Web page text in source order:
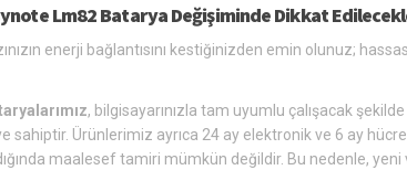
Lm82 Batarya Değişiminde Dikkat
enerji bağlantısını kestiğinizden emin olunuz;
, bilgisayarınızla tam uyumlu çalışacak
sahiptir. Ürünlerimiz ayrıca 24 ay elektronik ve 6 ay
maalesef tamiri mümkün değildir. Bu nedenle, yeni